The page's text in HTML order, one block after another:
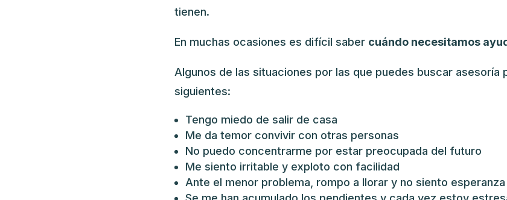
tienen.
En muchas ocasiones es difícil saber cuándo necesitamos
Algunos de las situaciones por las que puedes buscar asesoría
siguientes:
Tengo miedo de salir de casa
Me da temor convivir con otras personas
No puedo concentrarme por estar preocupada del futuro
Me siento irritable y exploto con facilidad
Ante el menor problema, rompo a llorar y no siento esperanza